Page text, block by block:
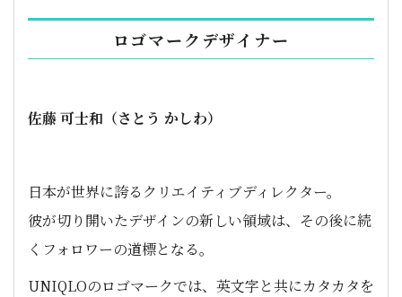
ロゴマークデザイナー
佐藤 可士和（さとう かしわ）
日本が世界に誇るクリエイティブディレクター。
彼が切り開いたデザインの新しい領域は、その後に続
くフォロワーの道標となる。
UNIQLOのロゴマークでは、英文字と共にカタカタを